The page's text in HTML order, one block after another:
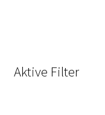
Aktive Filter